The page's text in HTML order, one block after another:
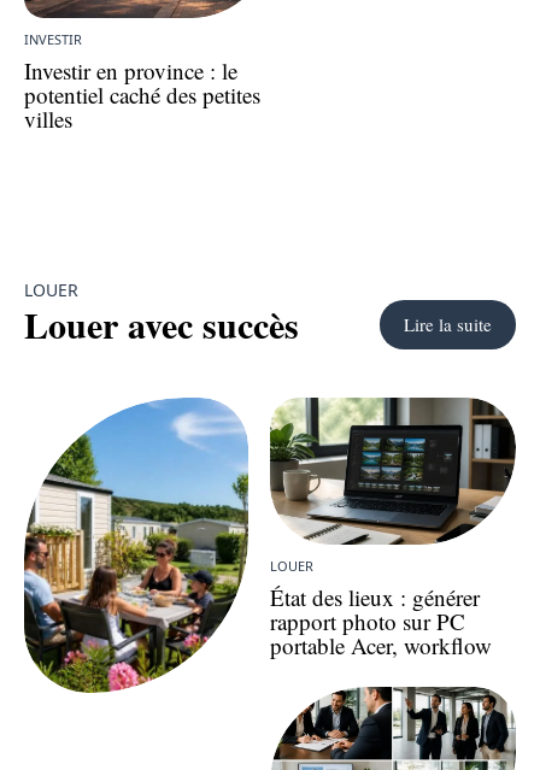
INVESTIR
Investir en province : le
potentiel caché des petites
villes
LOUER
Louer avec succès Lire la suite
LOUER
État des lieux : générer
rapport photo sur PC
portable Acer, workflow